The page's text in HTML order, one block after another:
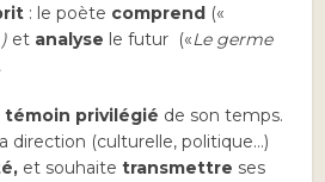
: le poète comprend («
et analyse le futur («Le germe
témoin privilégié de son temps.
direction (culturelle, politique…)
et souhaitetransmettre ses